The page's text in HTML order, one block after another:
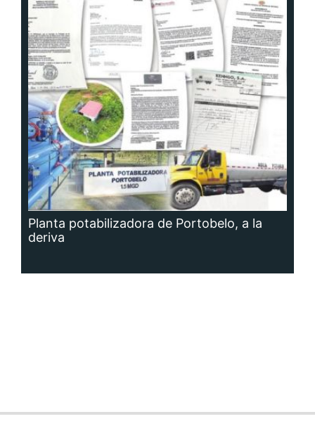
Planta potabilizadora de Portobelo, a la
deriva